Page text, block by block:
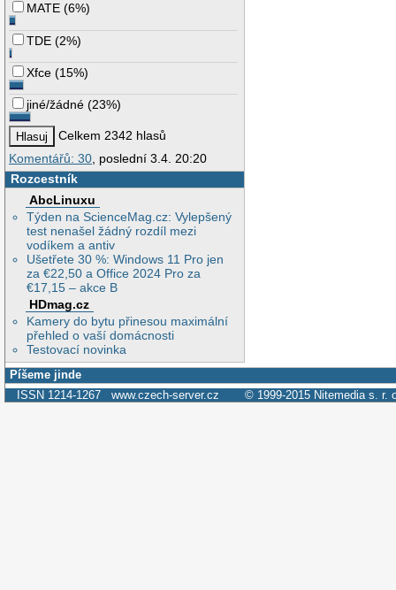
MATE (6%)
TDE (2%)
Xfce (15%)
jiné/žádné (23%)
Celkem 2342 hlasů
Komentářů: 30 , poslední 3.4. 20:20
Rozcestník
AbcLinuxu
Týden na ScienceMag.cz: Vylepšený
test nenašel žádný rozdíl mezi
vodíkem a antiv
Ušetřete 30 %: Windows 11 Pro jen
za €22,50 a Office 2024 Pro za
€17,15 – akce B
HDmag.cz
Kamery do bytu přinesou maximální
přehled o vaší domácnosti
Testovací novinka
Píšeme jinde
ISSN 1214-1267 www.czech-server.cz © 1999-2015 Nitemedia s. r.